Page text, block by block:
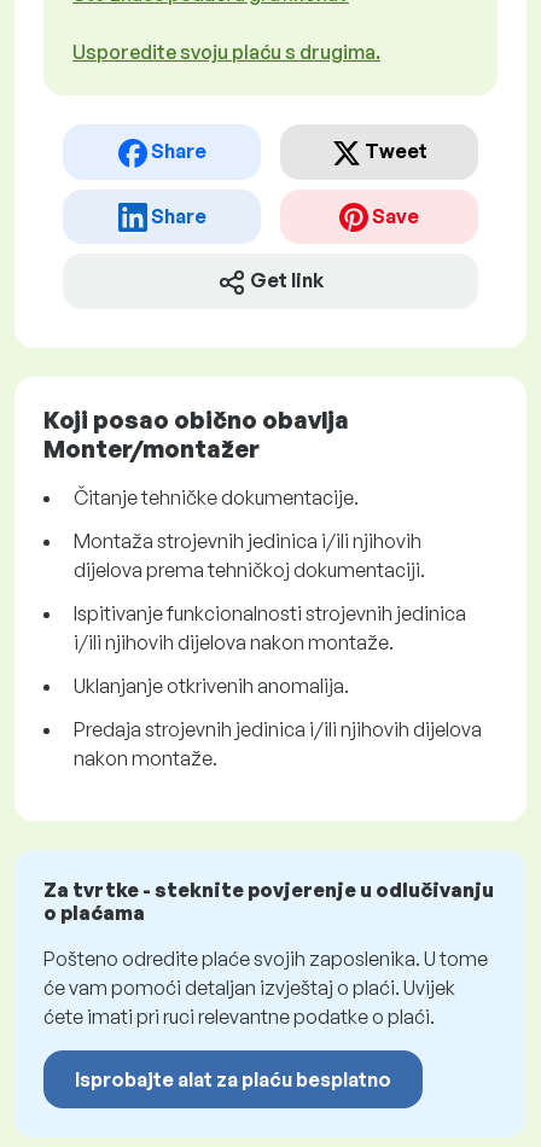
Usporedite svoju plaću s drugima.
Share Tweet
Share Save
Get link
Koji posao obično obavlja
Monter/montažer
Čitanje tehničke dokumentacije.
Montaža strojevnih jedinica i/ili njihovih
dijelova prema tehničkoj dokumentaciji.
Ispitivanje funkcionalnosti strojevnih jedinica
i/ili njihovih dijelova nakon montaže.
Uklanjanje otkrivenih anomalija.
Predaja strojevnih jedinica i/ili njihovih dijelova
nakon montaže.
Za tvrtke - steknite povjerenje u odlučivanju
o plaćama
Pošteno odredite plaće svojih zaposlenika. U tome
će vam pomoći detaljan izvještaj o plaći. Uvijek
ćete imati pri ruci relevantne podatke o plaći.
Isprobajte alat za plaću besplatno